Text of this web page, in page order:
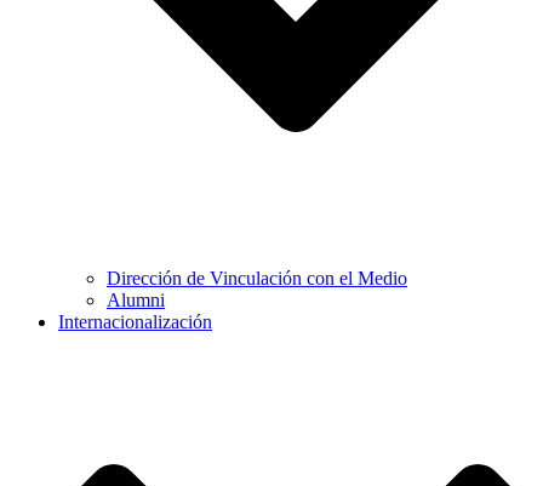
Dirección de Vinculación con el Medio
Alumni
Internacionalización